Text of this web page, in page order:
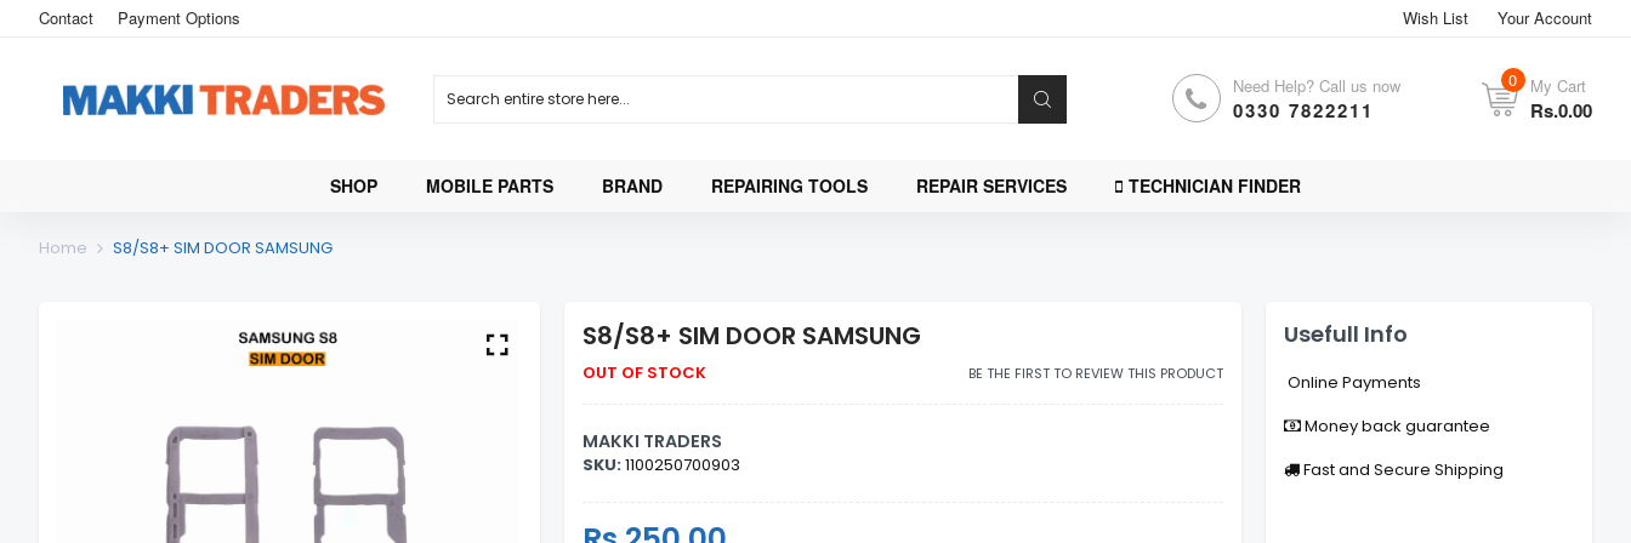
Contact Payment Options Wish List Your Account
My Cart
0
Rs.0.00
Need Help? Call us now
0330 7822211
SHOP MOBILE PARTS BRAND REPAIRING TOOLS REPAIR SERVICES TECHNICIAN FINDER
Home S8/S8+ SIM DOOR SAMSUNG
S8/S8+ SIM DOOR SAMSUNG
OUT OF STOCK BE THE FIRST TO REVIEW THIS PRODUCT
MAKKI TRADERS
SKU:1100250700903
Usefull Info
Online Payments
Money back guarantee
Fast and Secure Shipping